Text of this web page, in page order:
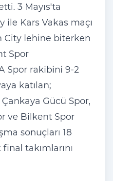
3 Mayıs'ta
ile Kars Vakas maçı
City lehine biterken
Spor
Spor rakibini 9-2
katılan;
Gücü Spor,
ve Bilkent Spor
sonuçları 18
takımlarını